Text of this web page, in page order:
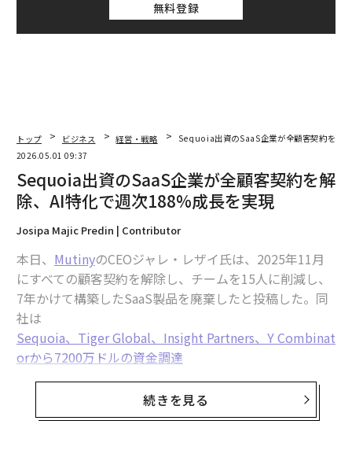
無料登録
トップ ビジネス 経営・戦略
Sequoia出資のSaaS企業が全顧客契約を解
2026.05.01 09:37
Sequoia出資のSaaS企業が全顧客契約を解
除、AI特化で週次188%成長を実現
Josipa Majic Predin | Contributor
本日、 MutinyのCEOジャレ・レザイ氏は、2025年11月
にすべての顧客契約を解除し、チームを15人に削減し、
7年かけて構築したSaaS製品を廃棄したと投稿した。同
社は
Sequoia、Tiger Global、Insight Partners、Y Combinat
orから7200万ドルの資金調達
を受け、8桁のARR、そしてUberやSnowflakeといった
大手企業を顧客に持っていた。それでも彼女はすべてを
捨てた。4カ月後、MRRは週次188%で成長しており、20
続きを見る